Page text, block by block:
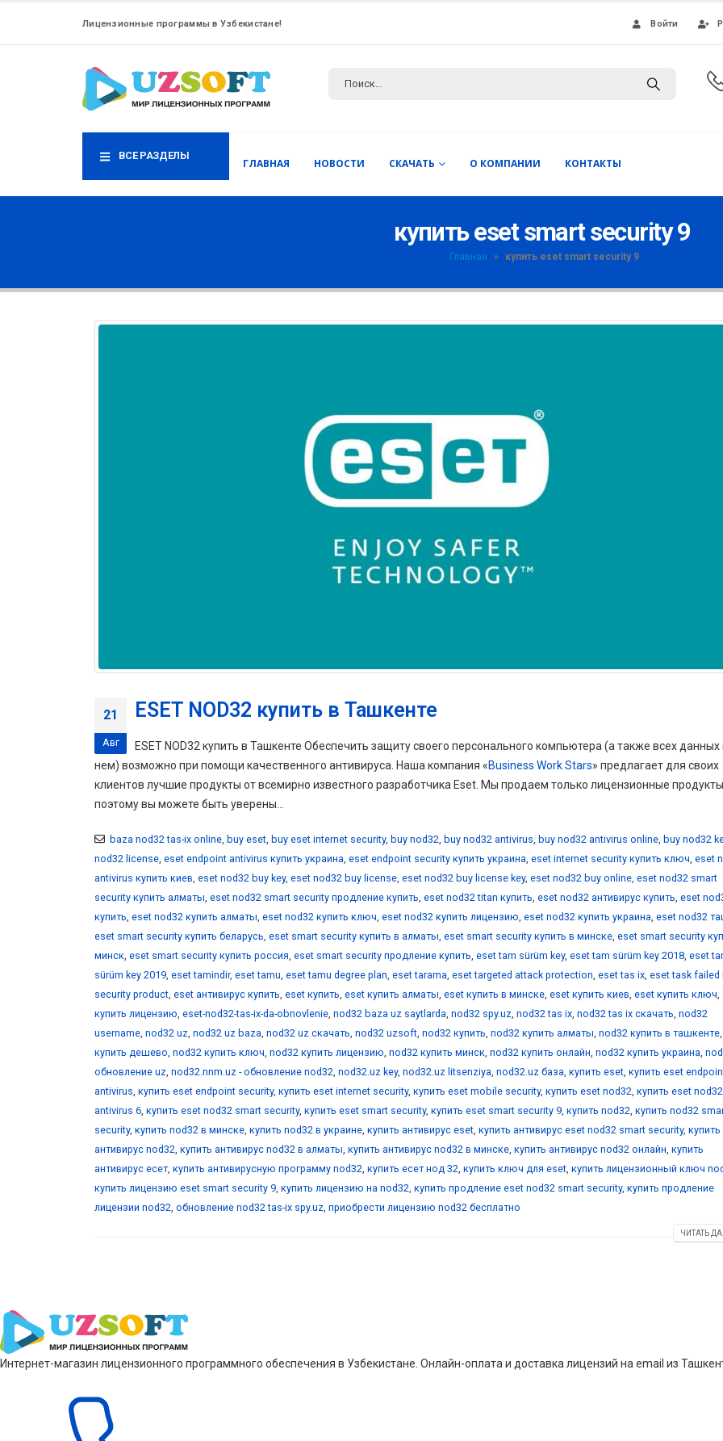
Лицензионные программы в Узбекистане! Войти
ВСЕ РАЗДЕЛЫ
ГЛАВНАЯ НОВОСТИ СКАЧАТЬ О КОМПАНИИ КОНТАКТЫ
купить eset smart security 9
Главная » купить eset smart security 9
21
Авг
ESET NOD32 купить в Ташкенте
ESET NOD32 купить в Ташкенте Обеспечить защиту своего персонального компьютера (а также всех данных
нем) возможно при помощи качественного антивируса. Наша компания «Business Work Stars» предлагает для своих
клиентов лучшие продукты от всемирно известного разработчика Eset. Мы продаем только лицензионные
поэтому вы можете быть уверены...
baza nod32 tas-ix online, buy eset, buy eset internet security, buy nod32 buy nod32 antivirus buy nod32 antivirus online, buy nod32
nod32 license eset endpoint antivirus купить украина eset endpoint security купить украина eset internet security купить ключ eset
antivirus купить киев eset nod32 buy key, eset nod32 buy license eset nod32 buy license key, eset nod32 buy online eset nod32 smart
security купить алматы eset nod32 smart security продление купить eset nod32 titan купить eset nod32 антивирус купить eset
купить eset nod32 купить алматы eset nod32 купить ключ eset nod32 купить лицензию eset nod32 купить украина eset nod32
eset smart security купить беларусь eset smart security купить в алматы eset smart security купить в минске eset smart security
минск eset smart security купить россия eset smart security продление купить eset tam sürüm key, eset tam sürüm key 2018 eset
sürüm key 2019 eset tamindir, eset tamu eset tamu degree plan eset tarama eset targeted attack protection eset tas ix eset task failed
security product eset антивирус купить eset купить eset купить алматы eset купить в минске eset купить киев eset купить ключ
купить лицензию eset-nod32-tas-ix-da-obnovlenie nod32 baza uz saytlarda nod32 spy.uz nod32 tas ix nod32 tas ix скачать nod32
username nod32 uz nod32 uz baza nod32 uz скачать nod32 uzsoft nod32 купить nod32 купить алматы nod32 купить в ташкенте
купить дешево nod32 купить ключ nod32 купить лицензию nod32 купить минск nod32 купить онлайн nod32 купить украина
обновление uz nod32.nnm.uz - обновление nod32 nod32.uz key, nod32.uz litsenziya nod32.uz база купить eset купить eset
antivirus купить eset endpoint security, купить eset internet security, купить eset mobile security, купить eset nod32 купить eset nod32
antivirus 6 купить eset nod32 smart security, купить eset smart security, купить eset smart security 9 купить nod32 купить nod32
security, купить nod32 в минске купить nod32 в украине купить антивирус eset купить антивирус eset nod32 smart security, купить
антивирус nod32 купить антивирус nod32 в алматы купить антивирус nod32 в минске купить антивирус nod32 онлайн купить
антивирус есет, купить антивирусную программу nod32 купить есет нод 32 купить ключ для eset купить лицензионный ключ
купить лицензию eset smart security 9 купить лицензию на nod32 купить продление eset nod32 smart security, купить продление
лицензии nod32 обновление nod32 tas-ix spy.uz приобрести лицензию nod32 бесплатно
ЧИТАТЬ
Интернет-магазин лицензионного программного обеспечения в Узбекистане. Онлайн-оплата и доставка лицензий на email из